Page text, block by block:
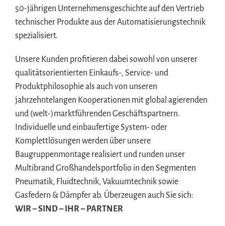
50-jährigen Unternehmensgeschichte auf den Vertrieb
technischer Produkte aus der Automatisierungstechnik
spezialisiert.
Unsere Kunden profitieren dabei sowohl von unserer
qualitätsorientierten Einkaufs-, Service- und
Produktphilosophie als auch von unseren
jahrzehntelangen Kooperationen mit global agierenden
und (welt-)marktführenden Geschäftspartnern.
Individuelle und einbaufertige System- oder
Komplettlösungen werden über unsere
Baugruppenmontage realisiert und runden unser
Multibrand Großhandelsportfolio in den Segmenten
Pneumatik, Fluidtechnik, Vakuumtechnik sowie
Gasfedern & Dämpfer ab. Überzeugen auch Sie sich:
WIR – SIND – IHR – PARTNER